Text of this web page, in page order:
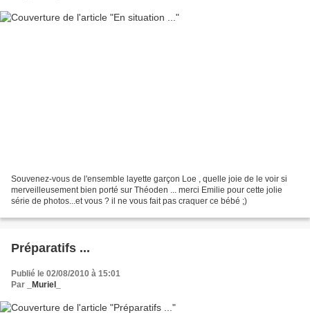
Souvenez-vous de l'ensemble layette garçon Loe , quelle joie de le voir si
merveilleusement bien porté sur Théoden ... merci Emilie pour cette jolie
série de photos...et vous ? il ne vous fait pas craquer ce bébé ;)
Préparatifs ...
Publié le 02/08/2010 à 15:01
Par
_Muriel_